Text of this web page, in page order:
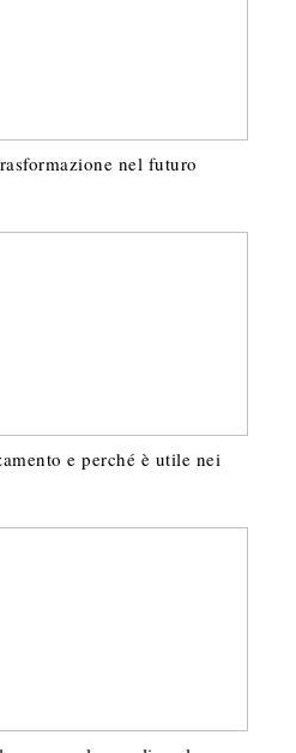
nel futuro
e perché è utile nei